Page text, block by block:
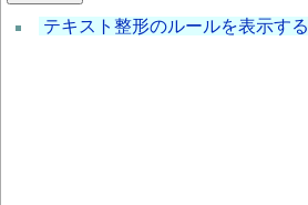
テキスト整形のルールを表示する